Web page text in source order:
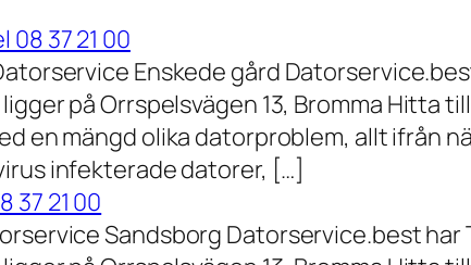
37 21 00
Enskede gård
på Orrspelsvägen 13, Bromma Hitta
en mängd olika datorproblem, allt ifrån
infekterade datorer, […]
37 21 00
Sandsborg Datorservice.best har